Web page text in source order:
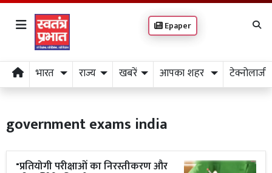
Epaper
भारत राज्य खबरें आपका शहर टेक्नोलाजी
government exams india
​"प्रतियोगी परीक्षाओं का निरस्तीकरण और